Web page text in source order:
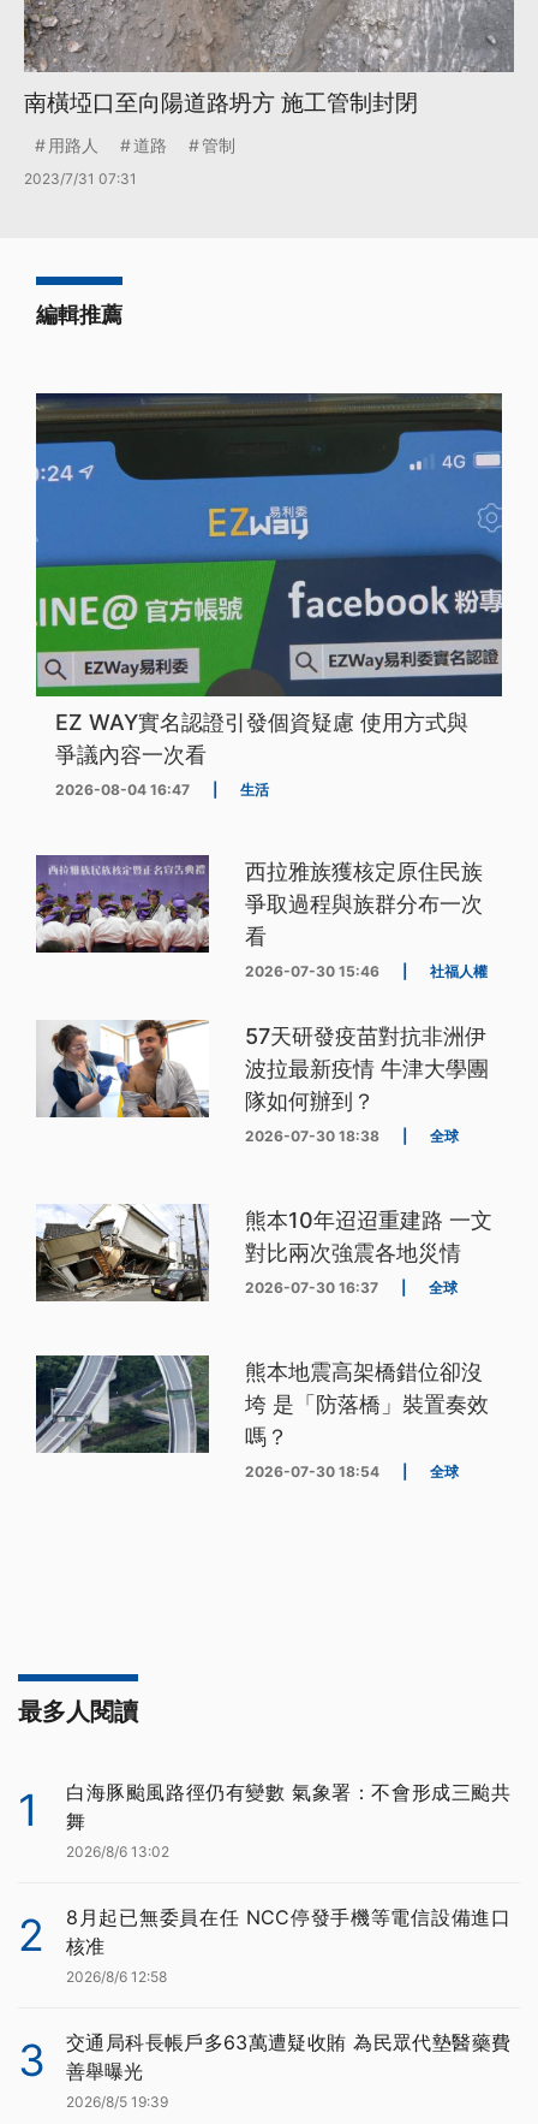
南橫埡口至向陽道路坍方 施工管制封閉
用路人 道路 管制
2023/7/31 07:31
編輯推薦
EZ WAY實名認證引發個資疑慮 使用方式與
爭議內容一次看
2026-08-04 16:47 生活
西拉雅族獲核定原住民族
爭取過程與族群分布一次
看
2026-07-30 15:46 社福人權
57天研發疫苗對抗非洲伊
波拉最新疫情 牛津大學團
隊如何辦到？
2026-07-30 18:38 全球
熊本10年迢迢重建路 一文
對比兩次強震各地災情
2026-07-30 16:37 全球
熊本地震高架橋錯位卻沒
垮 是「防落橋」裝置奏效
嗎？
2026-07-30 18:54 全球
最多人閱讀
1
白海豚颱風路徑仍有變數 氣象署：不會形成三颱共
舞
2026/8/6 13:02
2
8月起已無委員在任 NCC停發手機等電信設備進口
核准
2026/8/6 12:58
3
交通局科長帳戶多63萬遭疑收賄 為民眾代墊醫藥費
善舉曝光
2026/8/5 19:39